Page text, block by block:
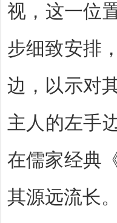
视，这一位
步细致安排
边，以示对
主人的左手
在儒家经典
其源远流长。